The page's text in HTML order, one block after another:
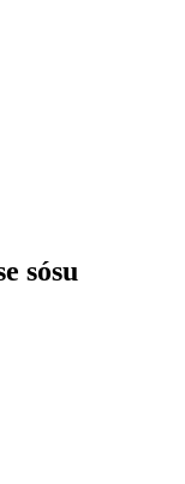
sósu